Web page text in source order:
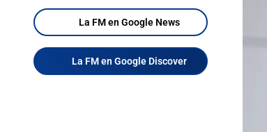
La FM en Google News
La FM en Google Discover